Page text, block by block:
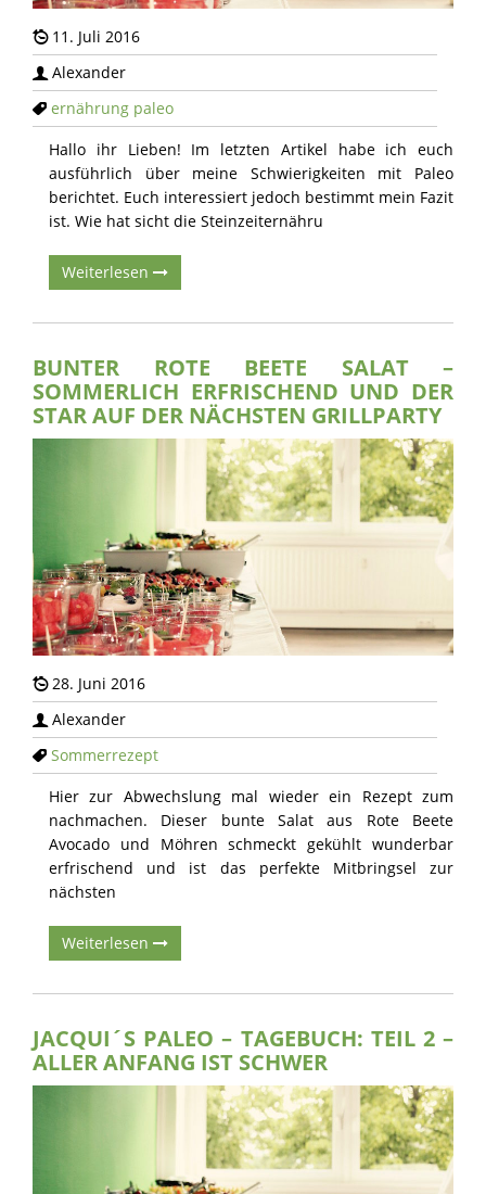
11. Juli 2016
Alexander
ernährung paleo
Hallo ihr Lieben! Im letzten Artikel habe ich euch
ausführlich über meine Schwierigkeiten mit Paleo
berichtet. Euch interessiert jedoch bestimmt mein Fazit
ist. Wie hat sicht die Steinzeiternähru
Weiterlesen
BUNTER ROTE BEETE SALAT –
SOMMERLICH ERFRISCHEND UND DER
STAR AUF DER NÄCHSTEN GRILLPARTY
28. Juni 2016
Alexander
Sommerrezept
Hier zur Abwechslung mal wieder ein Rezept zum
nachmachen. Dieser bunte Salat aus Rote Beete
Avocado und Möhren schmeckt gekühlt wunderbar
erfrischend und ist das perfekte Mitbringsel zur
nächsten
Weiterlesen
JACQUI´S PALEO – TAGEBUCH: TEIL 2 –
ALLER ANFANG IST SCHWER